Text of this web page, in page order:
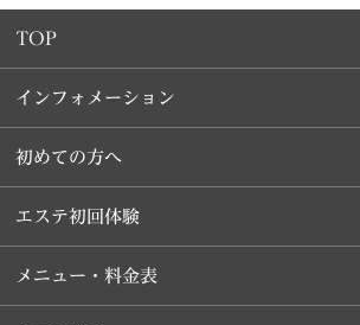
TOP
インフォメーション
初めての方へ
エステ初回体験
メニュー・料金表